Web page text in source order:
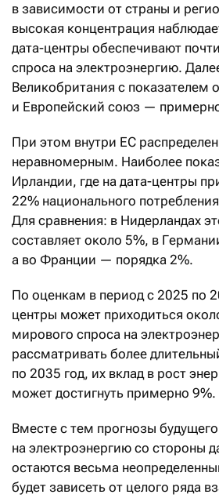
в зависимости от страны и
высокая концентрация
дата-центры обеспечивают
спроса на электроэнергию.
Великобритания с показателем
и Европейский союз —
При этом внутри ЕС
неравномерным. Наиболее
Ирландии, где на дата-центры
22% национального
Для сравнения: в Нидерландах
составляет около 5%, в
а во Франции — порядка 2%.
По оценкам в период с 2025 по
центры может приходиться
мирового спроса на
рассматривать более
по 2035 год, их вклад в рост
может достигнуть примерно 9%.
Вместе с тем прогнозы
на электроэнергию со стороны
остаются весьма
будет зависеть от целого ряда